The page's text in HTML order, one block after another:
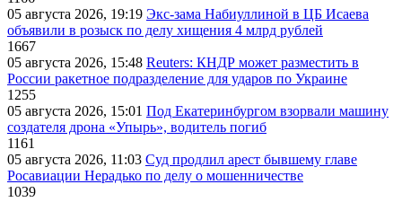
05 августа 2026, 19:19 Экс-зама Набиуллиной в ЦБ Исаева
объявили в розыск по делу хищения 4 млрд рублей
1667
05 августа 2026, 15:48 Reuters: КНДР может разместить в
России ракетное подразделение для ударов по Украине
1255
05 августа 2026, 15:01 Под Екатеринбургом взорвали машину
создателя дрона «Упырь», водитель погиб
1161
05 августа 2026, 11:03 Суд продлил арест бывшему главе
Росавиации Нерадько по делу о мошенничестве
1039